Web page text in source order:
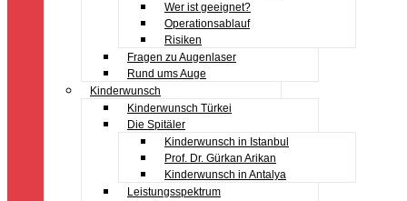
Wer ist geeignet?
Operationsablauf
Risiken
Fragen zu Augenlaser
Rund ums Auge
Kinderwunsch
Kinderwunsch Türkei
Die Spitäler
Kinderwunsch in Istanbul
Prof. Dr. Gürkan Arikan
Kinderwunsch in Antalya
Leistungsspektrum